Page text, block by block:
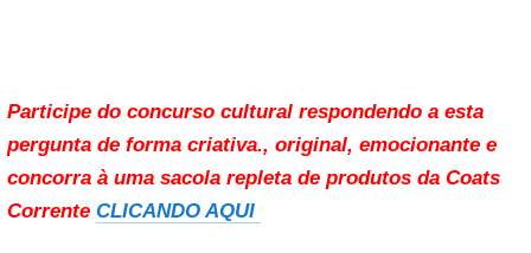
Participe do concurso cultural respondendo a esta
pergunta de forma criativa., original, emocionante e
concorra à uma sacola repleta de produtos da Coats
Corrente CLICANDO AQUI